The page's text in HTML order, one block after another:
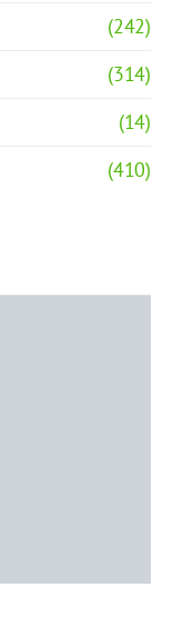
(242)
(314)
(14)
(410)